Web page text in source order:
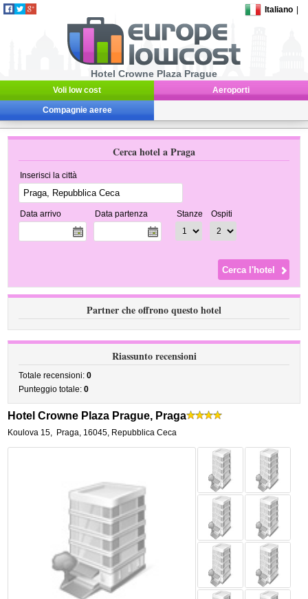
Italiano
Hotel Crowne Plaza Prague
Voli low cost Aeroporti
Compagnie aeree
Cerca hotel a Praga
Inserisci la città
Data arrivo Data partenza Stanze Ospiti
Partner che offrono questo hotel
Riassunto recensioni
Totale recensioni:0
Punteggio totale:0
Hotel Crowne Plaza Prague, Praga
Koulova 15, Praga, 16045, Repubblica Ceca